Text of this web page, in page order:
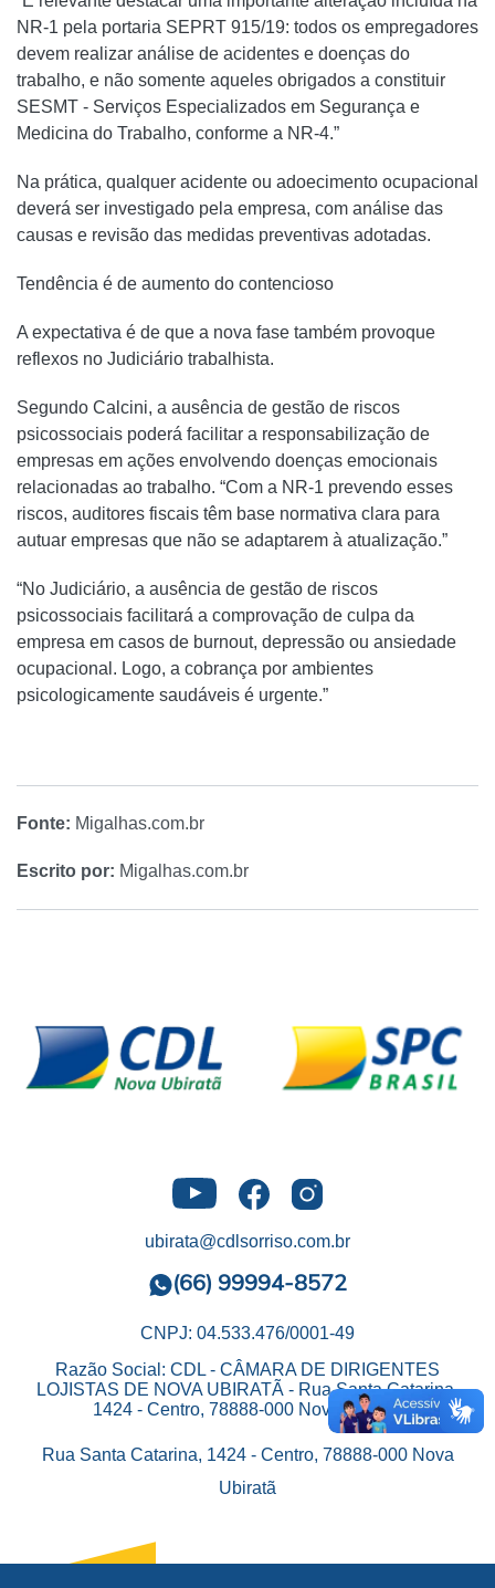
NR-1 pela portaria SEPRT 915/19: todos os empregadores
devem realizar análise de acidentes e doenças do
trabalho, e não somente aqueles obrigados a constituir
SESMT - Serviços Especializados em Segurança e
Medicina do Trabalho, conforme a NR-4.”
Na prática, qualquer acidente ou adoecimento ocupacional
deverá ser investigado pela empresa, com análise das
causas e revisão das medidas preventivas adotadas.
Tendência é de aumento do contencioso
A expectativa é de que a nova fase também provoque
reflexos no Judiciário trabalhista.
Segundo Calcini, a ausência de gestão de riscos
psicossociais poderá facilitar a responsabilização de
empresas em ações envolvendo doenças emocionais
relacionadas ao trabalho. “Com a NR-1 prevendo esses
riscos, auditores fiscais têm base normativa clara para
autuar empresas que não se adaptarem à atualização.”
“No Judiciário, a ausência de gestão de riscos
psicossociais facilitará a comprovação de culpa da
empresa em casos de burnout, depressão ou ansiedade
ocupacional. Logo, a cobrança por ambientes
psicologicamente saudáveis é urgente.”
Fonte: Migalhas.com.br
Escrito por: Migalhas.com.br
ubirata@cdlsorriso.com.br
(66) 99994-8572
CNPJ: 04.533.476/0001-49
Razão Social: CDL - CÂMARA DE DIRIGENTES
LOJISTAS DE NOVA UBIRATÃ - Rua Santa Catarina,
1424 - Centro, 78888-000 Nova Ubiratã
Rua Santa Catarina, 1424 - Centro, 78888-000 Nova
Ubiratã